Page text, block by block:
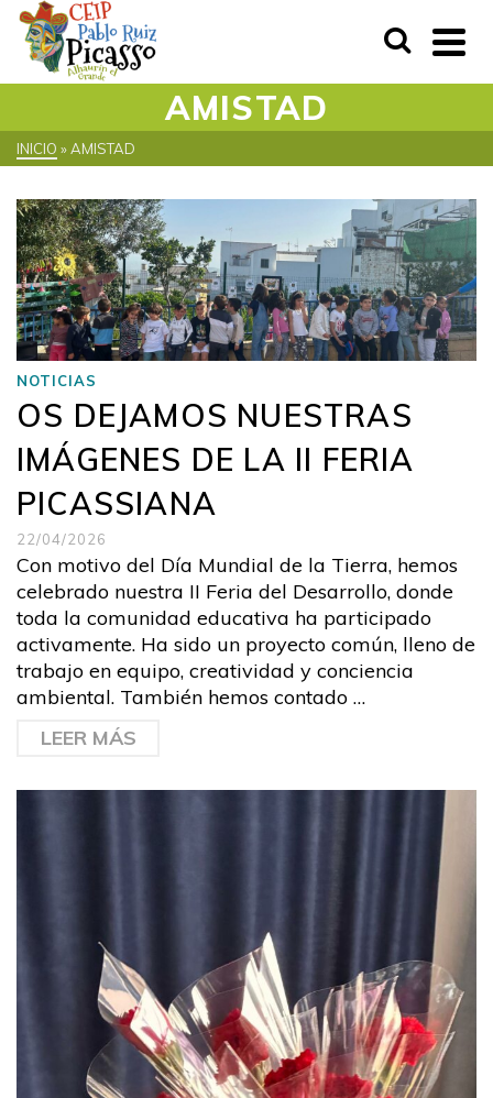
AMISTAD
INICIO »AMISTAD
NOTICIAS
OS DEJAMOS NUESTRAS
IMÁGENES DE LA II FERIA
PICASSIANA
22/04/2026
Con motivo del Día Mundial de la Tierra, hemos
celebrado nuestra II Feria del Desarrollo, donde
toda la comunidad educativa ha participado
activamente. Ha sido un proyecto común, lleno de
trabajo en equipo, creatividad y conciencia
ambiental. También hemos contado …
LEER MÁS